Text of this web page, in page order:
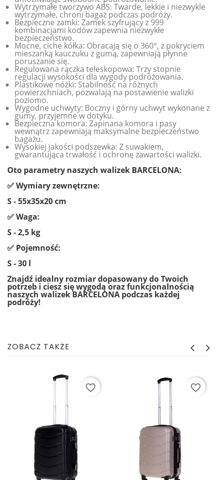
Wytrzymałe tworzywo ABS: Twarde, lekkie i niezwykle
wytrzymałe, chroni bagaż podczas podróży.
Bezpieczne zamki: Zamek szyfrujący z 999
kombinacjami kodów zapewnia niezwykłe
bezpieczeństwo.
Mocne, ciche kółka: Obracają się o 360°, z pokryciem
mieszanką kauczuku z gumą, zapewniają płynne
poruszanie się.
Regulowana rączka teleskopowa: Trzy stopnie
regulacji wysokości dla wygody podróżowania.
Plastikowe nóżki: Stabilność na różnych
powierzchniach, pozwalają na postawienie walizki
poziomo.
Wygodne uchwyty: Boczny i górny uchwyt wykonane z
gumy, przyjemne w dotyku.
Bezpieczna komora: Zapinana komora i pasy
wewnątrz zapewniają maksymalne bezpieczeństwo
bagażu.
Wysokiej jakości podszewka: Z suwakiem,
gwarantująca trwałość i ochronę zawartości walizki.
Oto parametry naszych walizek BARCELONA:
✅ Wymiary zewnętrzne:
S - 55x35x20 cm
✅ Waga:
S - 2,5 kg
✅ Pojemność:
S - 30 l
Znajdź idealny rozmiar dopasowany do Twoich
potrzeb i ciesz się wygodą orazfunkcjonalnością
naszych walizek BARCELONA podczas każdej
podróży!
ZOBACZ TAKŻE
favorite_border favorite_border